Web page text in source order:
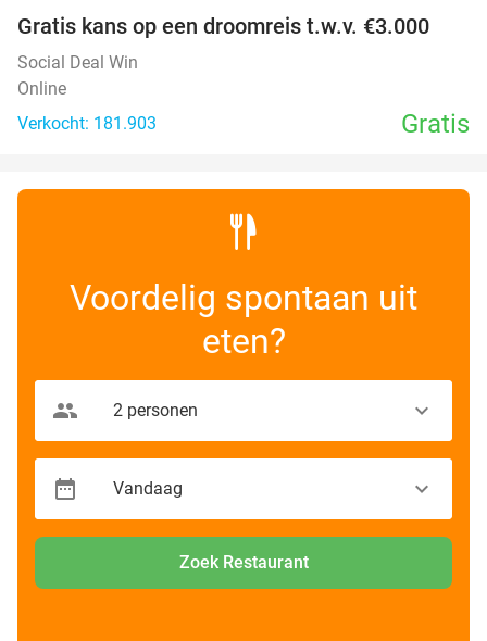
Gratis kans op een droomreis t.w.v. €3.000
Social Deal Win
Online
Verkocht: 181.903
Gratis
Voordelig spontaan uit
eten?
Zoek Restaurant